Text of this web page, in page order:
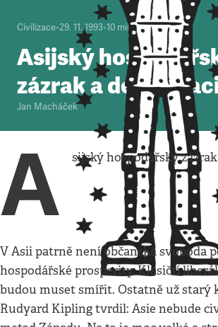
Civilizace•29. 11. 1993•10 minut
Asijský
zázrak a
Jan Macháček
A sijský hospodářský
V Asii patrně není občanská svoboda
hospodářské prosperity. Klasičtí
budou muset smířit. Ostatně už starý
Rudyard Kipling tvrdil: Asie nebude